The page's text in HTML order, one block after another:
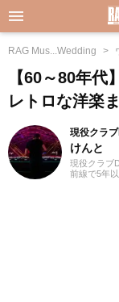
RAG Mus...Wedding
【60～80年
レトロな洋楽
現役クラ
けんと
現役クラブ
前線で5年